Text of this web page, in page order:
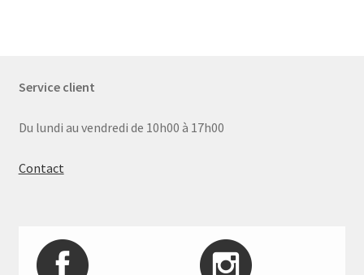
Service client
Du lundi au vendredi de 10h00 à 17h00
Contact